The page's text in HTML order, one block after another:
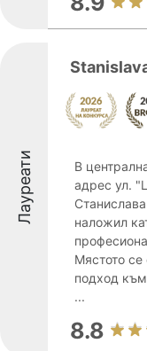
Лауреати
В
адрес ул.
наложил
Мястото се
подход
...
8.8